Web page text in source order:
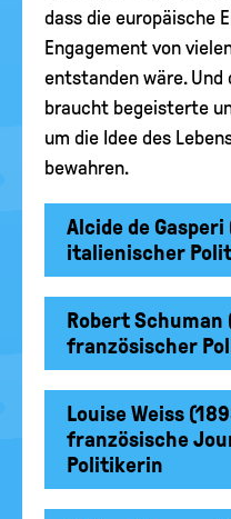
dass die europäische
Engagement von
entstanden wäre. Und
braucht begeisterte
um die Idee des
bewahren.
Alcide de
italienischer
Robert Schuman
französischer
Louise Weiss
französische
Politikerin